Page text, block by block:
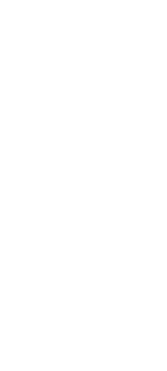
Erstellen
eine
Software